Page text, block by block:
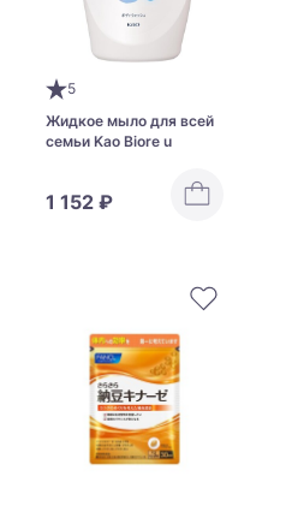
5
Жидкое мыло для всей
семьи Kao Biore u
1 152 ₽